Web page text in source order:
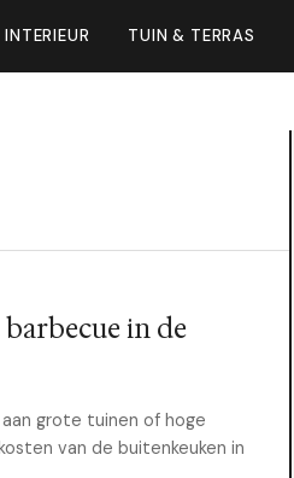
INTERIEUR TUIN & TERRAS
in de
grote tuinen of hoge
van de buitenkeuken in